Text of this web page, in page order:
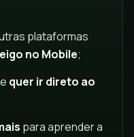
plataformas
no Mobile;
quer ir direto ao
para aprender a